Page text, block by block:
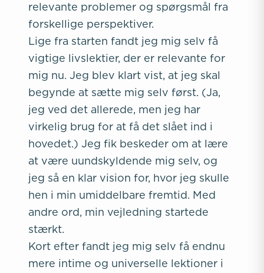
relevante problemer og spørgsmål fra
forskellige perspektiver.
Lige fra starten fandt jeg mig selv få
vigtige livslektier, der er relevante for
mig nu. Jeg blev klart vist, at jeg skal
begynde at sætte mig selv først. (Ja,
jeg ved det allerede, men jeg har
virkelig brug for at få det slået ind i
hovedet.) Jeg fik beskeder om at lære
at være uundskyldende mig selv, og
jeg så en klar vision for, hvor jeg skulle
hen i min umiddelbare fremtid. Med
andre ord, min vejledning startede
stærkt.
Kort efter fandt jeg mig selv få endnu
mere intime og universelle lektioner i